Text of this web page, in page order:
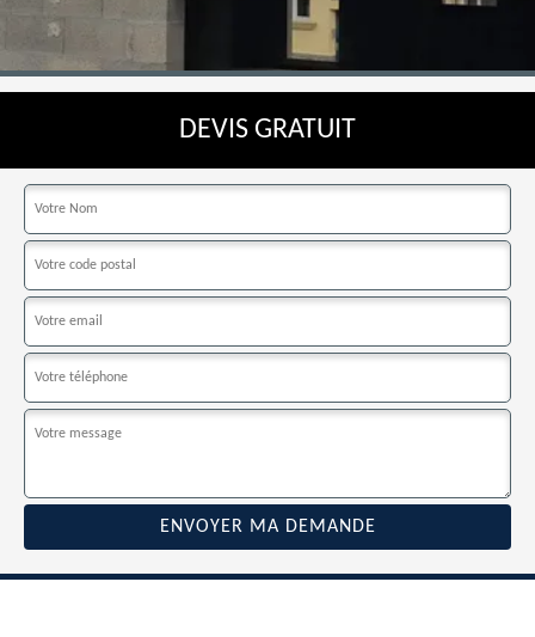
DEVIS GRATUIT